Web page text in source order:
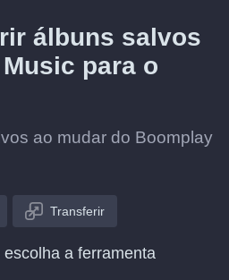
álbuns salvos
para o
ao mudar do Boomplay
Transferir
a ferramenta